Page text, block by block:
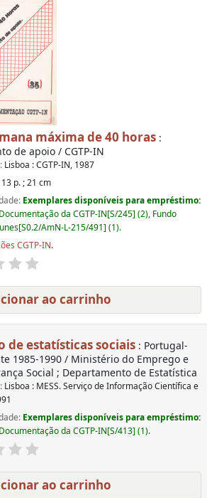
máxima de 40 horas:
de apoio / CGTP-IN
Lisboa : CGTP-IN, 1987
13 p. ; 21 cm
Exemplares disponíveis para empréstimo:
da CGTP-IN[S/245] (2), Fundo
AmN-L-215/491] (1).
CGTP-IN.
ao carrinho
de estatísticas sociais: Portugal-
1985-1990 / Ministério do Emprego e
Social ; Departamento de Estatística
Lisboa : MESS. Serviço de Informação Científica e
Exemplares disponíveis para empréstimo:
da CGTP-IN[S/413] (1).
ao carrinho